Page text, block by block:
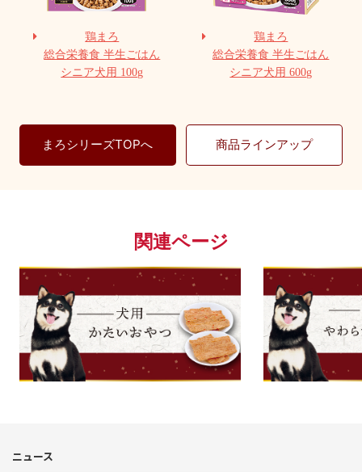
鶏まろ
総合栄養食 半生ごはん
シニア犬用 100g
鶏まろ
総合栄養食 半生ごはん
シニア犬用 600g
まろシリーズTOPへ 商品ラインアップ
関連ページ
ニュース